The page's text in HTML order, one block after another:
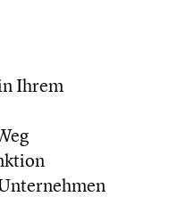
Ihrem